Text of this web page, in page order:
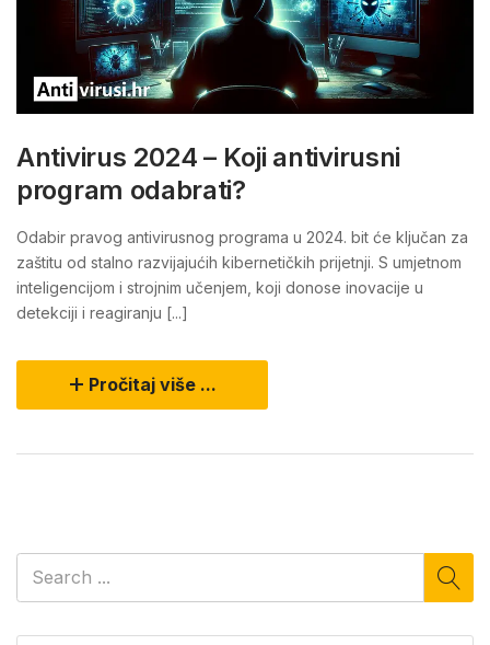
Antivirus 2024 – Koji antivirusni
program odabrati?
Odabir pravog antivirusnog programa u 2024. bit će ključan za
zaštitu od stalno razvijajućih kibernetičkih prijetnji. S umjetnom
inteligencijom i strojnim učenjem, koji donose inovacije u
detekciji i reagiranju [...]
Pročitaj više ...